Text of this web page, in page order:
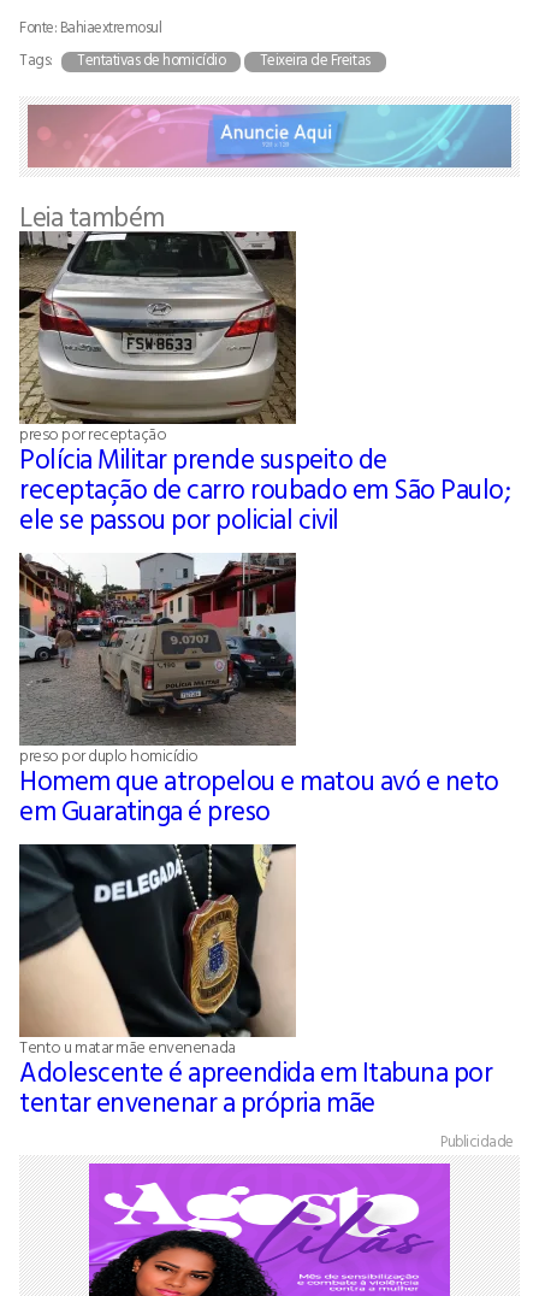
Fonte: Bahiaextremosul
Tags:
Tentativas de homicídio Teixeira de Freitas
Leia também
preso por receptação
Polícia Militar prende suspeito de
receptação de carro roubado em São Paulo;
ele se passou por policial civil
preso por duplo homicídio
Homem que atropelou e matou avó e neto
em Guaratinga é preso
Tento u matar mãe envenenada
Adolescente é apreendida em Itabuna por
tentar envenenar a própria mãe
Publicidade